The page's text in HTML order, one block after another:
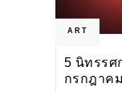
ART
5 นิทรรศ
กรกฎาค